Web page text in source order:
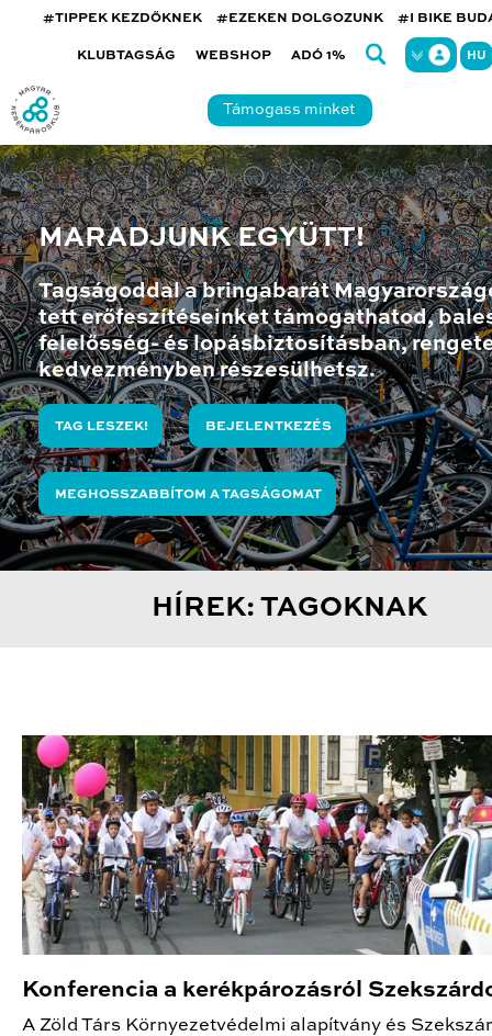
#TIPPEK KEZDŐKNEK #EZEKEN DOLGOZUNK #I BIKE
KLUBTAGSÁG WEBSHOP ADÓ 1% HU
Támogass minket
MARADJUNK EGYÜTT!
Tagságoddal a bringabarát
tett erőfeszítéseinket támogathatod,
felelősség- és lopásbiztosításban,
kedvezményben részesülhetsz.
TAG LESZEK! BEJELENTKEZÉS
MEGHOSSZABBÍTOM A TAGSÁGOMAT
HÍREK: TAGOKNAK
Konferencia a kerékpározásról
A Zöld Társ Környezetvédelmi alapítvány és